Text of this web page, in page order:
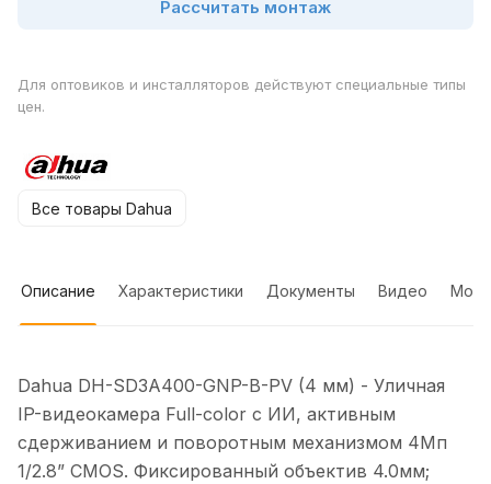
Рассчитать монтаж
Для оптовиков и инсталляторов действуют специальные типы
цен.
Все товары Dahua
Описание Характеристики Документы Видео
Dahua DH-SD3A400-GNP-B-PV (4 мм) - Уличная
IP-видеокамера Full-color с ИИ, активным
сдерживанием и поворотным механизмом 4Мп
1/2.8” CMOS. Фиксированный объектив 4.0мм;